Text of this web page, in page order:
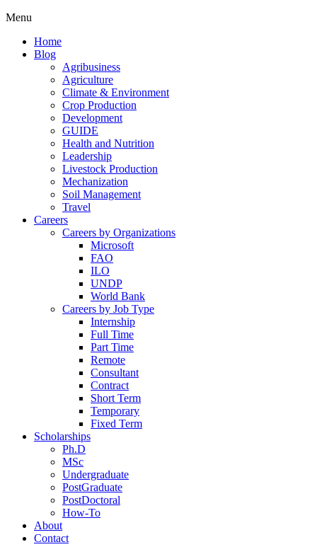
Menu
Home
Blog
Agribusiness
Agriculture
Climate & Environment
Crop Production
Development
GUIDE
Health and Nutrition
Leadership
Livestock Production
Mechanization
Soil Management
Travel
Careers
Careers by Organizations
Microsoft
FAO
ILO
UNDP
World Bank
Careers by Job Type
Internship
Full Time
Part Time
Remote
Consultant
Contract
Short Term
Temporary
Fixed Term
Scholarships
Ph.D
MSc
Undergraduate
PostGraduate
PostDoctoral
How-To
About
Contact